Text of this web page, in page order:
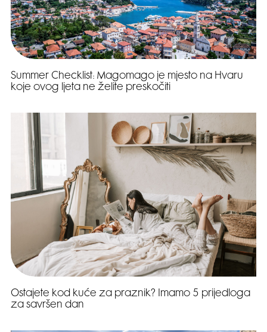
Summer Checklist: Magomago je mjesto na Hvaru
koje ovog ljeta ne želite preskočiti
Ostajete kod kuće za praznik? Imamo 5 prijedloga
za savršen dan